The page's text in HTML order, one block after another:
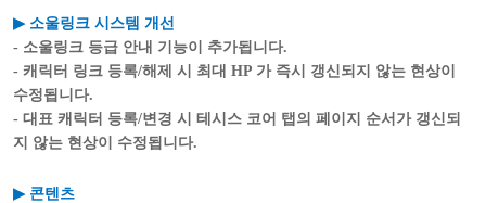
▶ 소울링크 시스템 개선
- 소울링크 등급 안내 기능이 추가됩니다.
- 캐릭터 링크 등록/해제 시 최대 HP 가 즉시 갱신되지 않는 현상이
수정됩니다.
- 대표 캐릭터 등록/변경 시 테시스 코어 탭의 페이지 순서가 갱신되
지 않는 현상이 수정됩니다.
▶ 콘텐츠